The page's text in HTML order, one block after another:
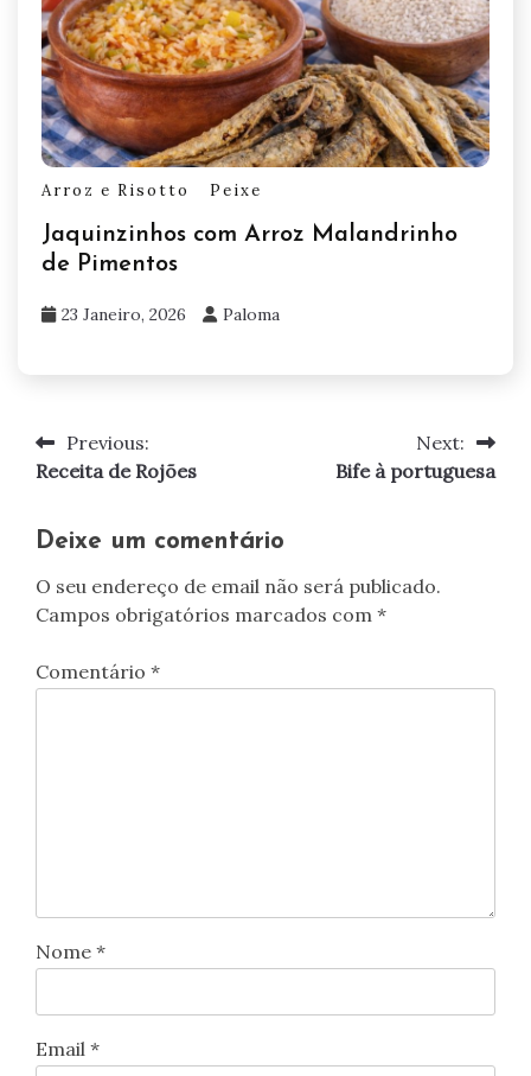
Arroz e Risotto Peixe
Jaquinzinhos com Arroz Malandrinho
de Pimentos
23 Janeiro, 2026 Paloma
Navegação
artigos
Previous:
Receita de Rojões
Next:
Bife à portuguesa
Deixe um comentário
O seu endereço de email não será publicado.
Campos obrigatórios marcados com *
Comentário *
Nome *
Email *